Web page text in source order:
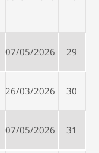
29
07/05/2026
30
26/03/2026
31
07/05/2026